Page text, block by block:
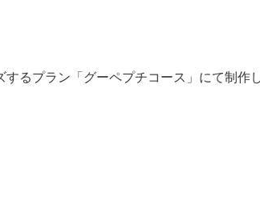
するプラン「グーペプチコース」にて制作